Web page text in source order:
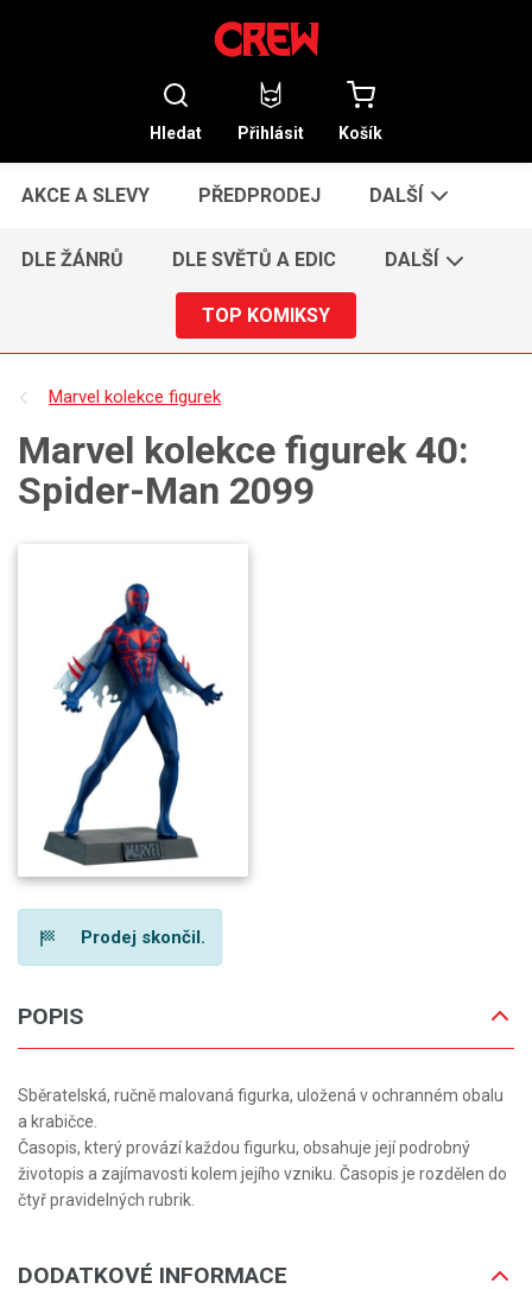
Hledat Přihlásit Košík
AKCE A SLEVY PŘEDPRODEJ DALŠÍ
DLE ŽÁNRŮ DLE SVĚTŮ A EDIC DALŠÍ
TOP KOMIKSY
Marvel kolekce figurek
Marvel kolekce figurek 40:
Spider-Man 2099
Prodej skončil.
POPIS
Sběratelská, ručně malovaná figurka, uložená v ochranném obalu
a krabičce.
Časopis, který provází každou figurku, obsahuje její podrobný
životopis a zajímavosti kolem jejího vzniku. Časopis je rozdělen do
čtyř pravidelných rubrik.
DODATKOVÉ INFORMACE